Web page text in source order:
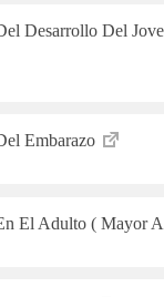
Desarrollo Del
Embarazo
El Adulto ( Mayor